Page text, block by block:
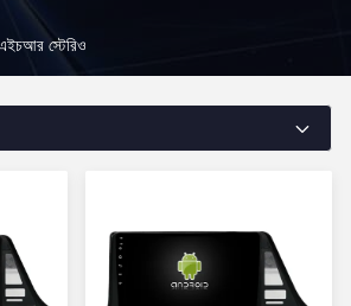
স্টেরিও